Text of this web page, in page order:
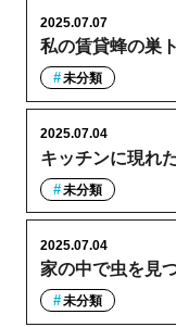
私の賃貸蜂の巣
2025.07.07
未分類
キッチンに現れ
2025.07.04
未分類
家の中で虫を見
2025.07.04
未分類